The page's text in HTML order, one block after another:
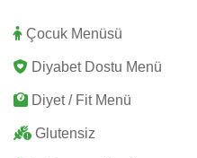
Çocuk Menüsü
Diyabet Dostu Menü
Diyet / Fit Menü
Glutensiz